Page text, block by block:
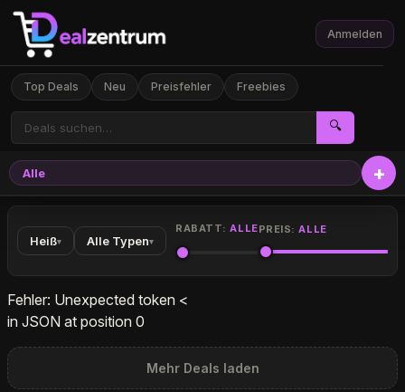
Top Deals Neu Preisfehler Freebies
🔍
Anmelden
Alle
Heiß▾ Alle Typen▾
RABATT:ALLEPREIS:ALLE
Fehler: Unexpected token <
in JSON at position 0
Mehr Deals laden